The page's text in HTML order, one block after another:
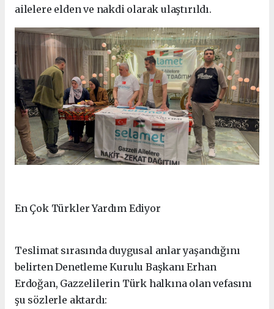
ailelere elden ve nakdi olarak ulaştırıldı.
En Çok Türkler Yardım Ediyor
Teslimat sırasında duygusal anlar yaşandığını
belirten Denetleme Kurulu Başkanı Erhan
Erdoğan, Gazzelilerin Türk halkına olan vefasını
şu sözlerle aktardı: